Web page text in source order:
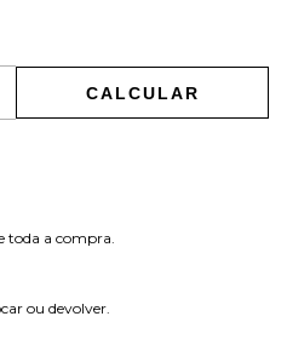
CALCULAR
toda a compra.
ou devolver.